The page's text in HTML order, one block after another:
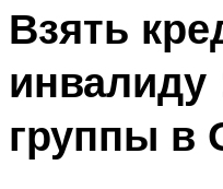
Взять
инвалиду
группы в